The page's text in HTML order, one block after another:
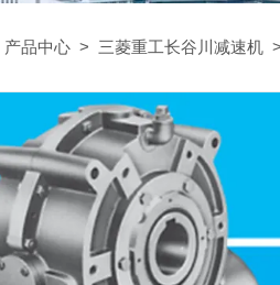
产品中心 > 三菱重工长谷川减速机